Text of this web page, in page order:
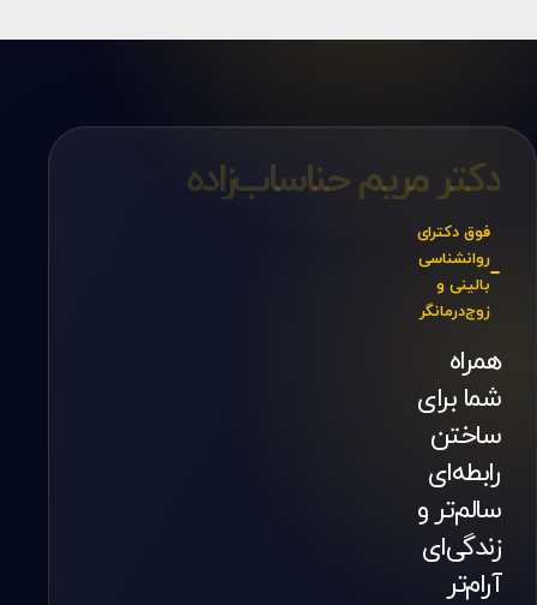
دکتر مریم حناساب‌زاده
فوق دکترای
روانشناسی
بالینی و
زوج‌درمانگر
همراه
شما برای
ساختن
رابطه‌ای
سالم‌تر و
زندگی‌ای
آرام‌تر